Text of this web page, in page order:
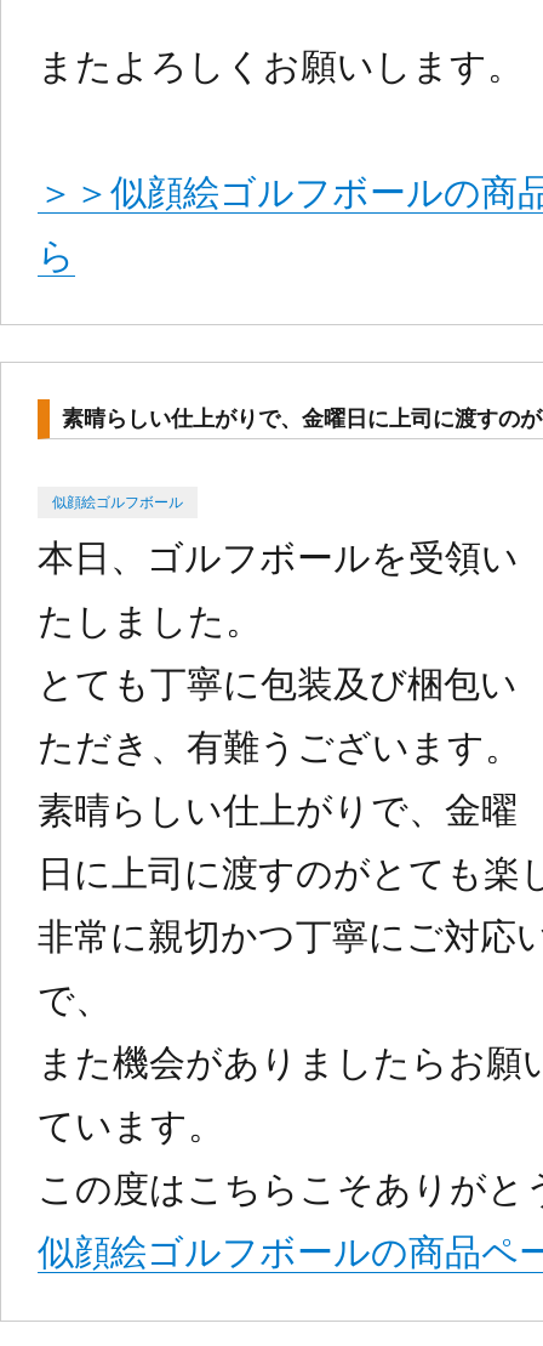
またよろしくお願いします。
＞＞似顔絵ゴルフボールの商
ら
素晴らしい仕上がりで、金曜日に上司に渡すの
Posted
on
似顔絵ゴルフボール
本日、ゴルフボールを受領い
たしました。
とても丁寧に包装及び梱包い
ただき、有難うございます。
素晴らしい仕上がりで、金曜
日に上司に渡すのがとても楽
非常に親切かつ丁寧にご対応
で、
また機会がありましたらお願
ています。
この度はこちらこそありがと
似顔絵ゴルフボールの商品ペ